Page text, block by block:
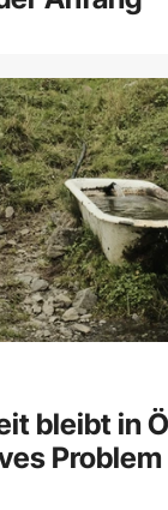
bleibt in
Problem